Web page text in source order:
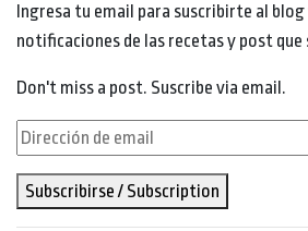
Ingresa tu email para suscribirte al
notificaciones de las recetas y post que
Don't miss a post. Suscribe via email.
Dirección
de
email
Subscribirse / Subscription